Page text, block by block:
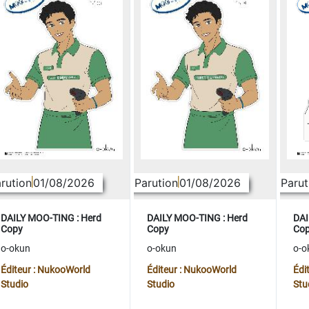
01/08/2026
DAILY MOO-TING : Herd
Copy
o-okun
Éditeur : NukooWorld
Studio
Parution01/08/2026
DAILY MOO-TING : Herd
Copy
o-okun
Éditeur : NukooWorld
Studio
o-